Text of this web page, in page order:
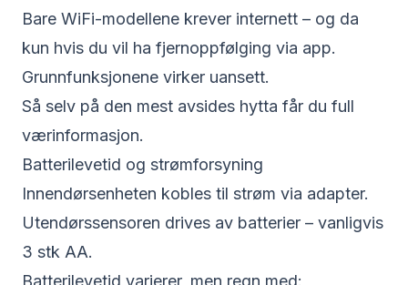
Bare WiFi-modellene krever internett – og da
kun hvis du vil ha fjernoppfølging via app.
Grunnfunksjonene virker uansett.
Så selv på den mest avsides hytta får du full
værinformasjon.
Batterilevetid og strømforsyning
Innendørsenheten kobles til strøm via adapter.
Utendørssensoren drives av batterier – vanligvis
3 stk AA.
Batterilevetid varierer, men regn med: